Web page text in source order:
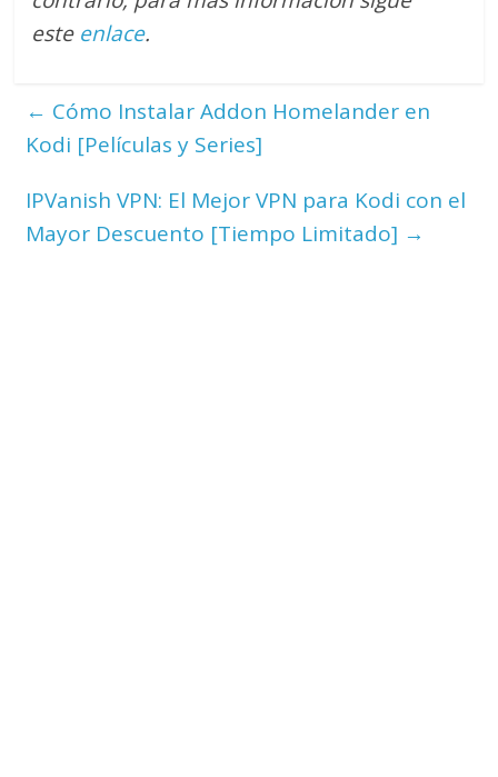
este enlace.
← Cómo Instalar Addon Homelander en
Kodi [Películas y Series]
IPVanish VPN: El Mejor VPN para Kodi con el
Mayor Descuento [Tiempo Limitado] →